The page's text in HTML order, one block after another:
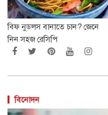
বিফ নুডলস বানাতে চান? জেনে
নিন সহজ রেসিপি
বিনোদন